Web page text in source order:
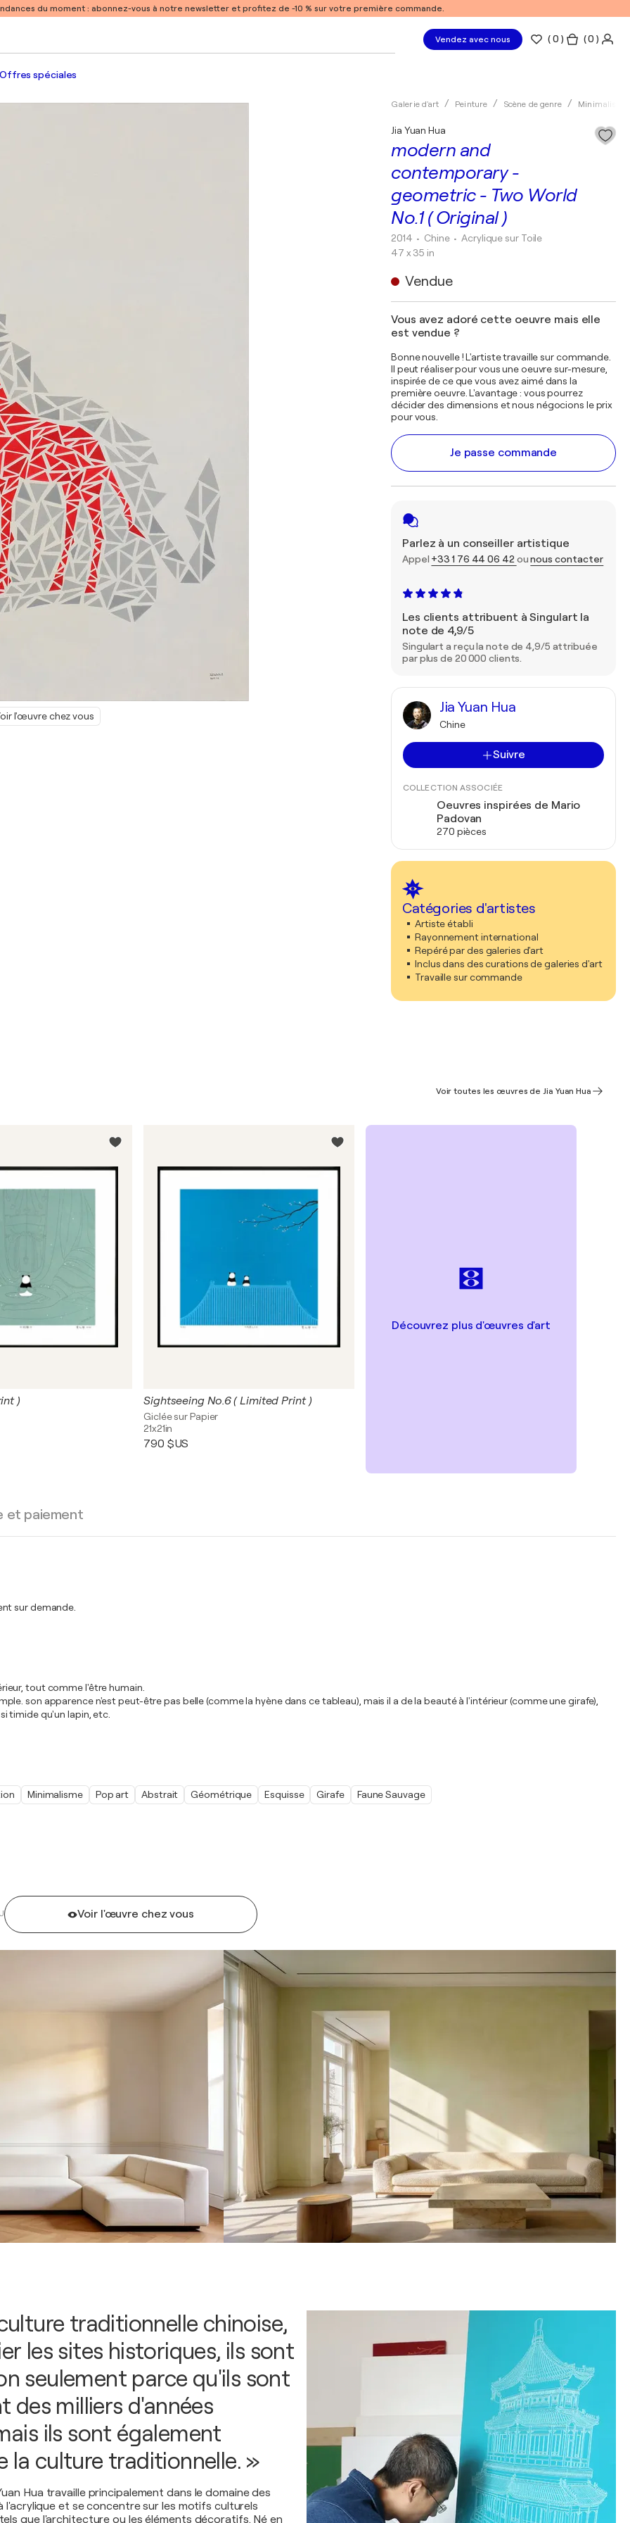
du moment : abonnez-vous à notre newsletter et profitez de -10 % sur votre première commande.
Vendez avec nous (0 ) ( 0 )
spéciales
l'œuvre chez vous
Galerie d'art Peinture Scène de genre Minimalisme
modern and
contemporary -
geometric - Two World
No.1 ( Original )
Jia Yuan Hua
2014 • Chine •Acrylique sur Toile
47 x 35 in
Vendue
Vous avez adoré cette oeuvre mais elle
est vendue ?
Bonne nouvelle ! L'artiste travaille sur commande.
Il peut réaliser pour vous une oeuvre sur-mesure,
inspirée de ce que vous avez aimé dans la
première oeuvre. L'avantage : vous pourrez
décider des dimensions et nous négocions le prix
pour vous.
Je passe commande
Parlez à un conseiller artistique
Appel +33 1 76 44 06 42 ounous contacter
Les clients attribuent à Singulart la
note de 4,9/5
Singulart a reçu la note de 4,9/5 attribuée
par plus de 20 000 clients.
Jia Yuan Hua
Chine
Suivre
COLLECTION ASSOCIÉE
Oeuvres inspirées de Mario
Padovan
270 pièces
Catégories d'artistes
Artiste établi
Rayonnement international
Repéré par des galeries d'art
Inclus dans des curations de galeries d'art
Travaille sur commande
Voir l'œuvre chez vous
Voir toutes les œuvres de Jia Yuan Hua
) Sightseeing No.6 ( Limited Print )
Giclée sur Papier
21x21in
790 $US
Découvrez plus d'œuvres d'art
et paiement
sur demande.
tout comme l'être humain.
son apparence n'est peut-être pas belle (comme la hyène dans ce tableau), mais il a de la beauté à l'intérieur (comme une girafe),
timide qu'un lapin, etc.
Minimalisme Pop art Abstrait Géométrique Esquisse Girafe Faune Sauvage
traditionnelle chinoise,
les sites historiques, ils sont
seulement parce qu'ils sont
des milliers d'années
ils sont également
la culture traditionnelle. »
Hua travaille principalement dans le domaine des
l'acrylique et se concentre sur les motifs culturels
que l'architecture ou les éléments décoratifs. Né en